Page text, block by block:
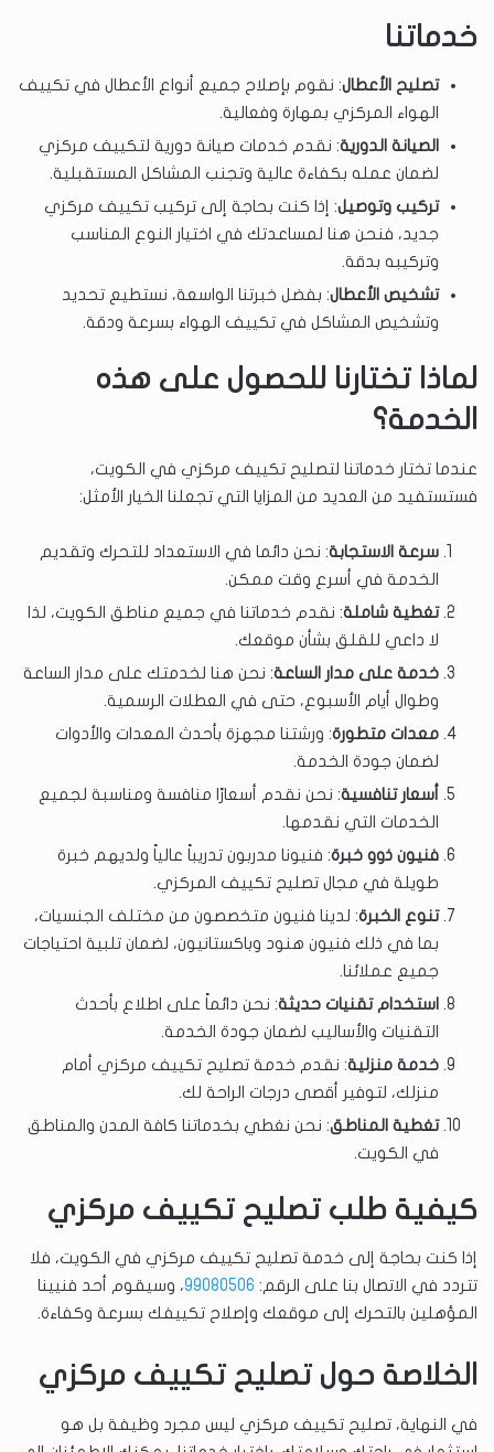
خدماتنا
تصليح الأعطال: نقوم بإصلاح جميع أنواع الأعطال في تكييف
الهواء المركزي بمهارة وفعالية.
الصيانة الدورية: نقدم خدمات صيانة دورية لتكييف مركزي
لضمان عمله بكفاءة عالية وتجنب المشاكل المستقبلية.
تركيب وتوصيل: إذا كنت بحاجة إلى تركيب تكييف مركزي
جديد، فنحن هنا لمساعدتك في اختيار النوع المناسب
وتركيبه بدقة.
تشخيص الأعطال: بفضل خبرتنا الواسعة، نستطيع تحديد
وتشخيص المشاكل في تكييف الهواء بسرعة ودقة.
لماذا تختارنا للحصول على هذه
الخدمة؟
عندما تختار خدماتنا لتصليح تكييف مركزي في الكويت،
فستستفيد من العديد من المزايا التي تجعلنا الخيار الأمثل:
سرعة الاستجابة: نحن دائما في الاستعداد للتحرك وتقديم
الخدمة في أسرع وقت ممكن.
تغطية شاملة: نقدم خدماتنا في جميع مناطق الكويت، لذا
لا داعي للقلق بشأن موقعك.
خدمة على مدار الساعة: نحن هنا لخدمتك على مدار الساعة
وطوال أيام الأسبوع، حتى في العطلات الرسمية.
معدات متطورة: ورشتنا مجهزة بأحدث المعدات والأدوات
لضمان جودة الخدمة.
أسعار تنافسية: نحن نقدم أسعارًا منافسة ومناسبة لجميع
الخدمات التي نقدمها.
فنيون ذوو خبرة: فنيونا مدربون تدريباً عالياً ولديهم خبرة
طويلة في مجال تصليح تكييف المركزي.
تنوع الخبرة: لدينا فنيون متخصصون من مختلف الجنسيات،
بما في ذلك فنيون هنود وباكستانيون، لضمان تلبية احتياجات
جميع عملائنا.
استخدام تقنيات حديثة: نحن دائماً على اطلاع بأحدث
التقنيات والأساليب لضمان جودة الخدمة.
خدمة منزلية: نقدم خدمة تصليح تكييف مركزي أمام
منزلك، لتوفير أقصى درجات الراحة لك.
تغطية المناطق: نحن نغطي بخدماتنا كافة المدن والمناطق
في الكويت.
كيفية طلب تصليح تكييف مركزي
إذا كنت بحاجة إلى خدمة تصليح تكييف مركزي في الكويت، فلا
تتردد في الاتصال بنا على الرقم: 99080506، وسيقوم أحد فنيينا
المؤهلين بالتحرك إلى موقعك وإصلاح تكييفك بسرعة وكفاءة.
الخلاصة حول تصليح تكييف مركزي
في النهاية، تصليح تكييف مركزي ليس مجرد وظيفة بل هو